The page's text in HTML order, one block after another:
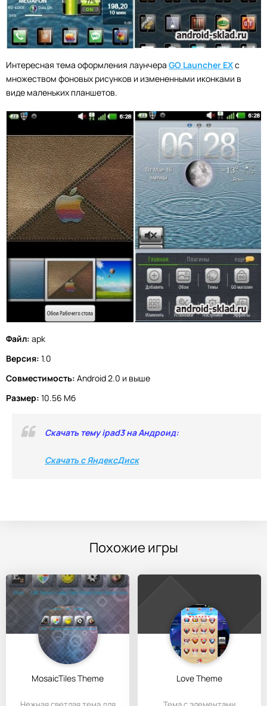
Интересная тема оформления лаунчера GO Launcher EXс
множеством фоновых рисунков и измененными иконками в
виде маленьких планшетов.
Файл: apk
Версия: 1.0
Совместимость: Android 2.0 и выше
Размер: 10.56 Мб
Скачать тему ipad3 на Андроид:
Скачать с ЯндексДиск
Похожие игры
MosaicTiles Theme Love Theme